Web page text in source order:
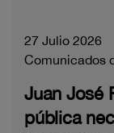
27 Julio 2026
Comunicados
Juan José
pública